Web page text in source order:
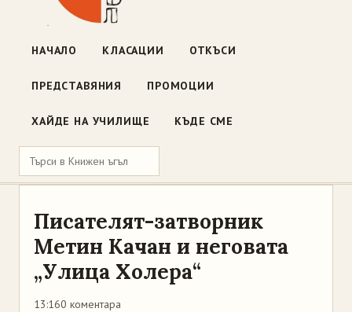
НАЧАЛО КЛАСАЦИИ ОТКЪСИ
ПРЕДСТАВЯНИЯ ПРОМОЦИИ
ХАЙДЕ НА УЧИЛИЩЕ КЪДЕ СМЕ
Писателят-затворник
Метин Качан и неговата
„Улица Холера“
13:160 коментара